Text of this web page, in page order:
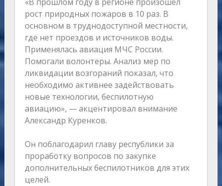
рост природных пожаров в 10 раз. В
основном в труднодоступной местности,
где нет проездов и источников воды.
Применялась авиация МЧС России.
Помогали волонтеры. Анализ мер по
ликвидации возгораний показал, что
необходимо активнее задействовать
новые технологии, беспилотную
авиацию», — акцентировал внимание
Александр Куренков.
Он поблагодарил главу республики за
проработку вопросов по закупке
дополнительных беспилотников для этих
целей.